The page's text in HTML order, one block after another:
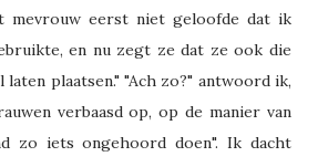
mevrouw eerst niet geloofde dat ik
en nu zegt ze dat ze ook die
plaatsen." "Ach zo?" antwoord ik,
verbaasd op, op de manier van
zo iets ongehoord doen". Ik dacht